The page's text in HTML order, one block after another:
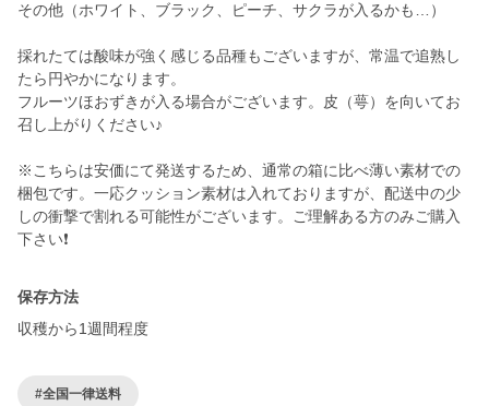
その他（ホワイト、ブラック、ピーチ、サクラが入るかも…）
採れたては酸味が強く感じる品種もございますが、常温で追熟し
たら円やかになります。
フルーツほおずきが入る場合がございます。皮（萼）を向いてお
召し上がりください♪
※こちらは安価にて発送するため、通常の箱に比べ薄い素材での
梱包です。一応クッション素材は入れておりますが、配送中の少
しの衝撃で割れる可能性がございます。ご理解ある方のみご購入
下さい❗️
保存方法
収穫から1週間程度
#全国一律送料